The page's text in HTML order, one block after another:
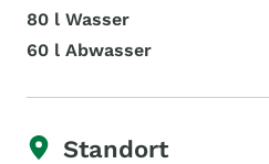
80 l Wasser
60 l Abwasser
Standort